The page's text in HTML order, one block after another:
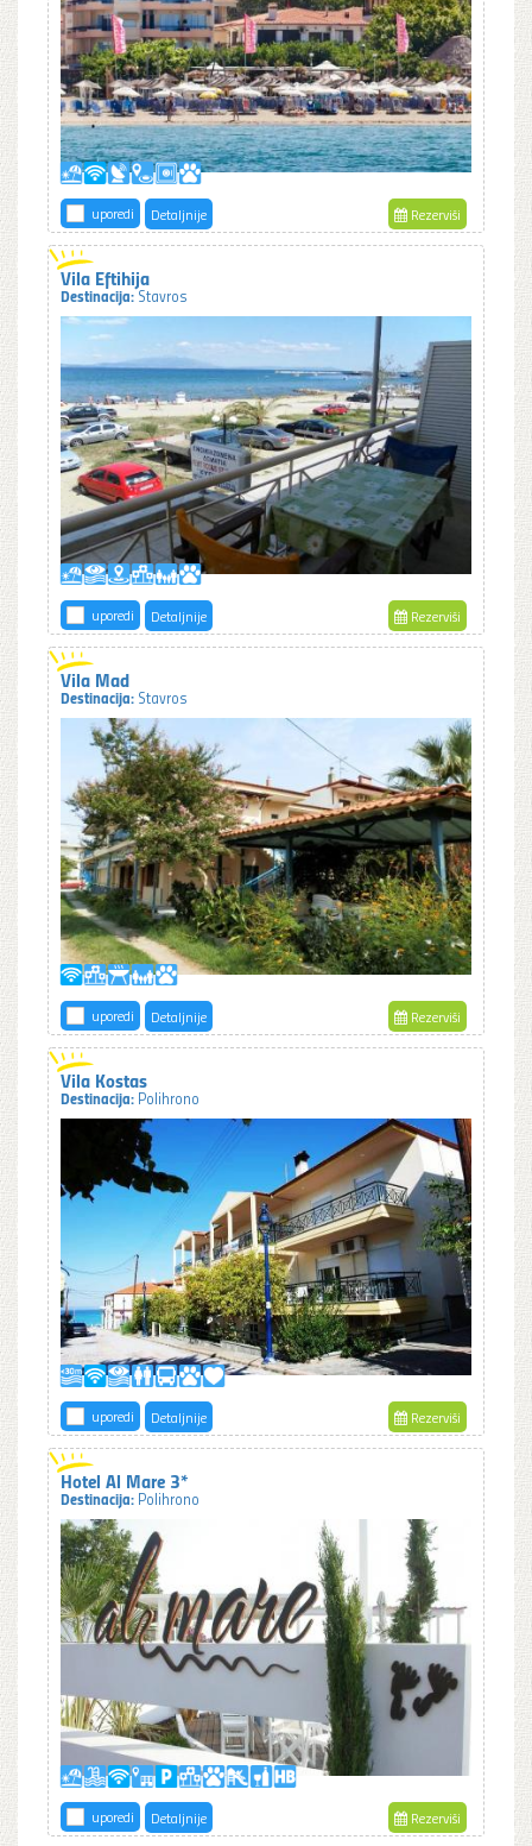
uporedi Detaljnije Rezerviši
Vila Eftihija
Destinacija:Stavros
uporedi Detaljnije Rezerviši
Vila Mad
Destinacija: Stavros
uporedi Detaljnije Rezerviši
Vila Kostas
Destinacija: Polihrono
uporedi Detaljnije Rezerviši
Hotel Al Mare 3*
Destinacija: Polihrono
uporedi Detaljnije Rezerviši